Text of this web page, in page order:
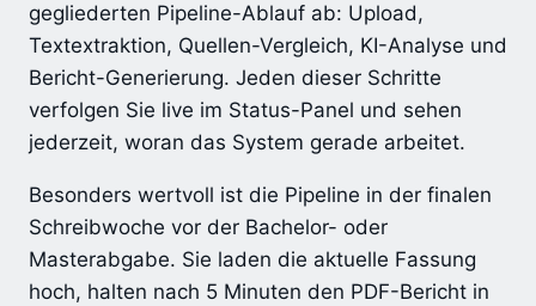
gegliederten Pipeline-Ablauf ab: Upload,
Textextraktion, Quellen-Vergleich, KI-Analyse und
Bericht-Generierung. Jeden dieser Schritte
verfolgen Sie live im Status-Panel und sehen
jederzeit, woran das System gerade arbeitet.
Besonders wertvoll ist die Pipeline in der finalen
Schreibwoche vor der Bachelor- oder
Masterabgabe. Sie laden die aktuelle Fassung
hoch, halten nach 5 Minuten den PDF-Bericht in